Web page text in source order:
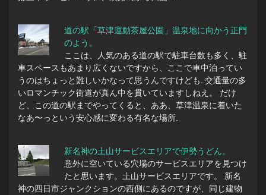
道の駅「草津運動茶屋公園」温泉地に向かう正門
のよう。
ここは、人気のある道の駅で駐車台数も多く、駐
車スペースもあまり広くないですから、ここで車中泊ってい
うのはちょっと難しいかなって思うんですけども…交通量の多
いロマンチック街道が真ん中を貫いていますしねえ。 だけ
ど、この道の駅までやってくると、ああ、草津温泉に着いた
なあ〜っという安心感に変わる有名な場所…
新名神の土山サービスエリアで伊勢うどん。
意外に空いている穴場のサービスエリアを見つけ
たと思います。土山サービスエリアです。 新名
神の四日市ジャンクションの西側にあるのですが、同じ建物